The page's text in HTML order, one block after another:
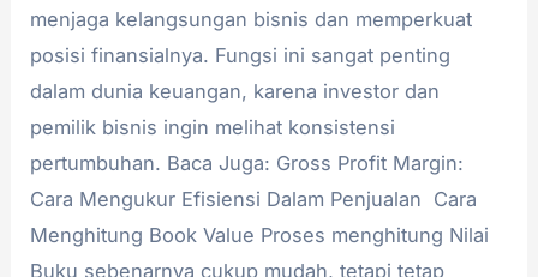
menjaga kelangsungan bisnis dan memperkuat
posisi finansialnya. Fungsi ini sangat penting
dalam dunia keuangan, karena investor dan
pemilik bisnis ingin melihat konsistensi
pertumbuhan. Baca Juga: Gross Profit Margin:
Cara Mengukur Efisiensi Dalam Penjualan Cara
Menghitung Book Value Proses menghitung Nilai
Buku sebenarnya cukup mudah, tetapi tetap